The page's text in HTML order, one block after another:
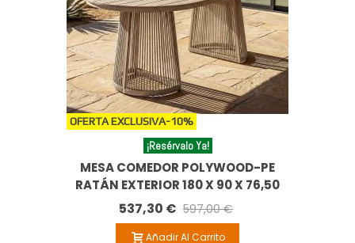
OFERTA EXCLUSIVA-10%
¡Resérvalo Ya!
MESA COMEDOR POLYWOOD-PE
RATÁN EXTERIOR 180 X 90 X 76,50
CM
537,30 € 597,00 €
Añadir Al Carrito